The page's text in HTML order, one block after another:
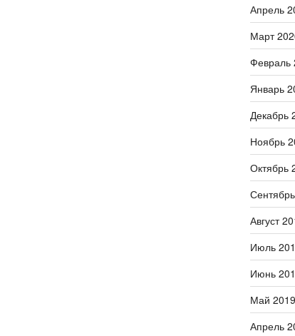
Апрель
Март
Февраль
Январь
Декабрь
Ноябрь
Октябрь
Август
Июль
Июнь
Май 2019
Апрель